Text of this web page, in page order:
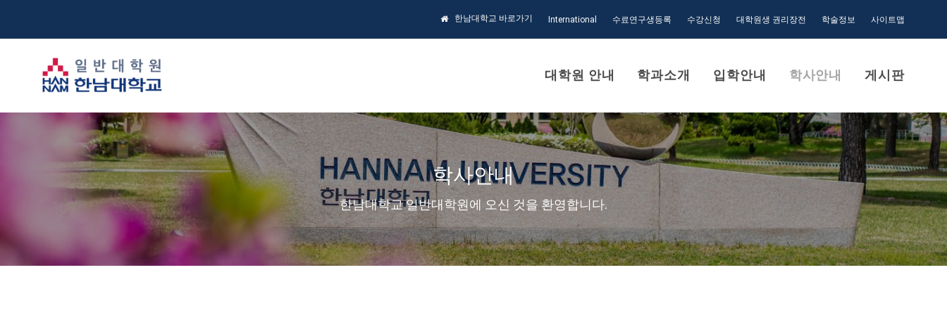
한남대학교 바로가기 International 수료연구생등록 수강신청 대학원생 권리장전 학술정보 사이트맵
대학원 안내 학과소개 입학안내 학사안내 게시판
학사안내
한남대학교 일반대학원에 오신 것을 환영합니다.